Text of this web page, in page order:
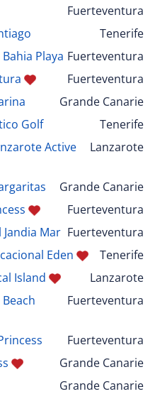
Fuerteventura
Tenerife
Playa Fuerteventura
Fuerteventura
Grande Canarie
Golf
Tenerife
Active
Lanzarote
Grande Canarie
Fuerteventura
Mar Fuerteventura
Eden
Tenerife
Island
Lanzarote
Fuerteventura
Fuerteventura
Grande Canarie
Grande Canarie